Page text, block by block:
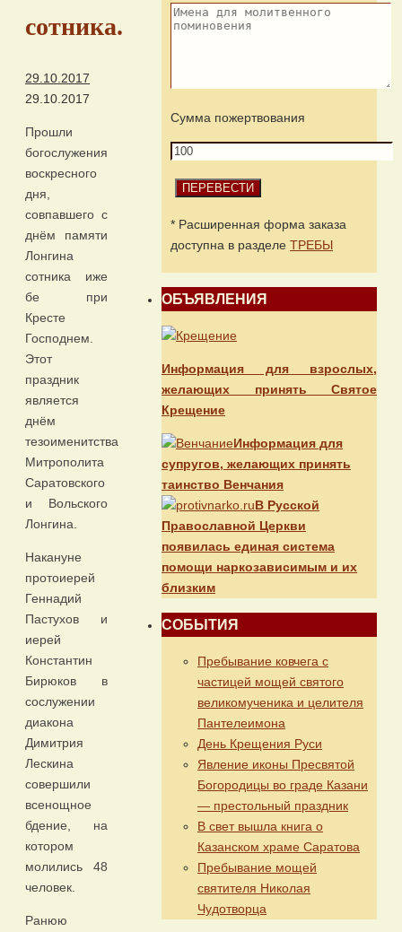
сотника.
29.10.2017
29.10.2017
Прошли
богослужения
воскресного
дня,
совпавшего с
днём памяти
Лонгина
сотника иже
бе при
Кресте
Господнем.
Этот
праздник
является
днём
тезоименитства
Митрополита
Саратовского
и Вольского
Лонгина.
Накануне
протоиерей
Геннадий
Пастухов и
иерей
Константин
Бирюков в
сослужении
диакона
Димитрия
Лескина
совершили
всенощное
бдение, на
котором
молились 48
человек.
Ранюю
Сумма пожертвования
* Расширенная форма заказа
доступна в разделе ТРЕБЫ
ОБЪЯВЛЕНИЯ
Информация для взрослых,
желающих принять Святое
Крещение
Информация для
супругов, желающих принять
таинство Венчания
В Русской
Православной Церкви
появилась единая система
помощи наркозависимым и их
близким
СОБЫТИЯ
Пребывание ковчега с
частицей мощей святого
великомученика и целителя
Пантелеимона
День Крещения Руси
Явление иконы Пресвятой
Богородицы во граде Казани
— престольный праздник
В свет вышла книга о
Казанском храме Саратова
Пребывание мощей
святителя Николая
Чудотворца